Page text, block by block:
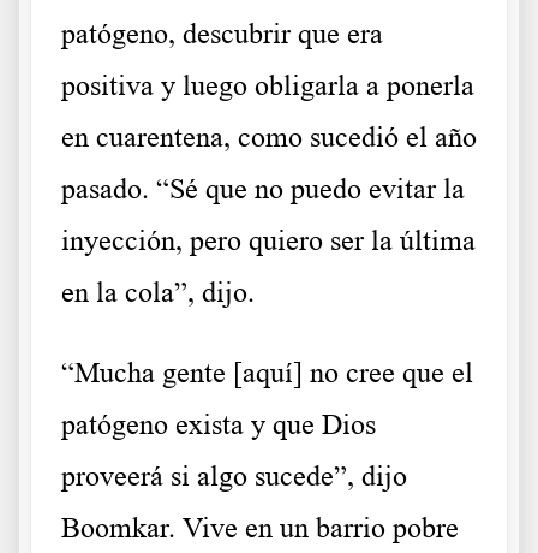
patógeno, descubrir que era
positiva y luego obligarla a ponerla
en cuarentena, como sucedió el año
pasado. “Sé que no puedo evitar la
inyección, pero quiero ser la última
en la cola”, dijo.
“Mucha gente [aquí] no cree que el
patógeno exista y que Dios
proveerá si algo sucede”, dijo
Boomkar. Vive en un barrio pobre